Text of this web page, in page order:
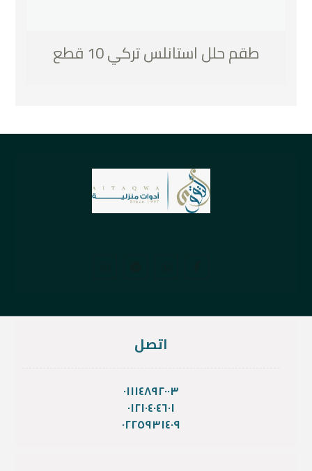
طقم حلل استانلس تركي 10 قطع
اتصل
٠١١١٤٨٩٢٠٠٣
٠١٢١٠٤٠٤٦٠١
٠٢٢٥٩٣١٤٠٩